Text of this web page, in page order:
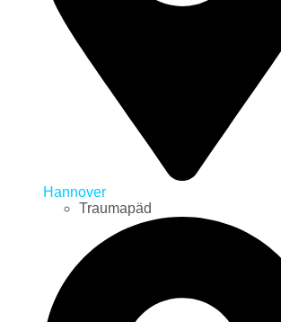
Hannover
Traumapäd